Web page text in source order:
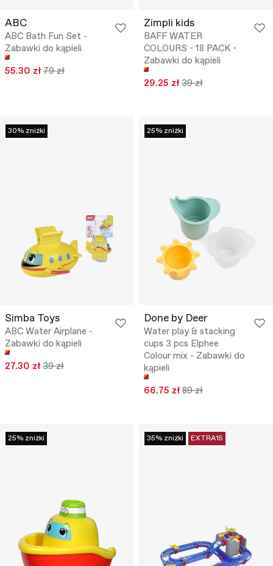
ABC
ABC Bath Fun Set -
Zabawki do kąpieli
55.30 zł 79 zł
Zimpli kids
BAFF WATER
COLOURS - 18 PACK -
Zabawki do kąpieli
29.25 zł 39 zł
30% zniżki
Simba Toys
ABC Water Airplane -
Zabawki do kąpieli
27.30 zł 39 zł
25% zniżki
Done by Deer
Water play & stacking
cups 3 pcs Elphee
Colour mix - Zabawki do
kąpieli
66.75 zł 89 zł
25% zniżki 35% zniżki EXTRA15